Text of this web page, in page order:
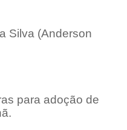
Silva (Anderson
para adoção de